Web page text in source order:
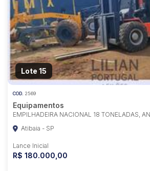
Lote 15
COD. 2569
Equipamentos
EMPILHADEIRA NACIONAL 18 TONELADAS,
Atibaia - SP
Lance Inicial
R$ 180.000,00